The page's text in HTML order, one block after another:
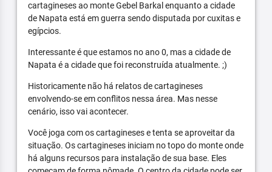
cartagineses ao monte Gebel Barkal enquanto a cidade
de Napata está em guerra sendo disputada por cuxitas e
egípcios.
Interessante é que estamos no ano 0, mas a cidade de
Napata é a cidade que foi reconstruída atualmente. ;)
Historicamente não há relatos de cartagineses
envolvendo-se em conflitos nessa área. Mas nesse
cenário, isso vai acontecer.
Você joga com os cartagineses e tenta se aproveitar da
situação. Os cartagineses iniciam no topo do monte onde
há alguns recursos para instalação de sua base. Eles